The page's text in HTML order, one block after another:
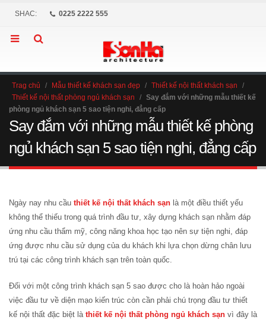
SHAC: 0225 2222 555
Trag chủ / Mẫu thiết kế khách sạn đẹp / Thiết kế nội thất khách sạn
/
Thiết kế nội thất phòng ngủ khách sạn
/ Say đắm với những mẫu thiết kế
phòng ngủ khách sạn 5 sao tiện nghi, đẳng cấp
Say đắm với những mẫu thiết kế phòng
ngủ khách sạn 5 sao tiện nghi, đẳng cấp
Ngày nay nhu cầu thiết kế nội thất khách sạn là một điều thiết yếu
không thể thiếu trong quá trình đầu tư, xây dựng khách sạn nhằm đáp
ứng nhu cầu thẩm mỹ, công năng khoa học tạo nên sự tiện nghi, đáp
ứng được nhu cầu sử dụng của du khách khi lựa chọn dừng chân lưu
trú tại các công trình khách sạn trên toàn quốc.
Đối với một công trình khách sạn 5 sao được cho là hoàn hảo ngoài
việc đầu tư về diện mạo kiến trúc còn cần phải chú trọng đầu tư thiết
kế nội thất đặc biệt là thiết kế nội thất phòng ngủ khách sạn vì đây là